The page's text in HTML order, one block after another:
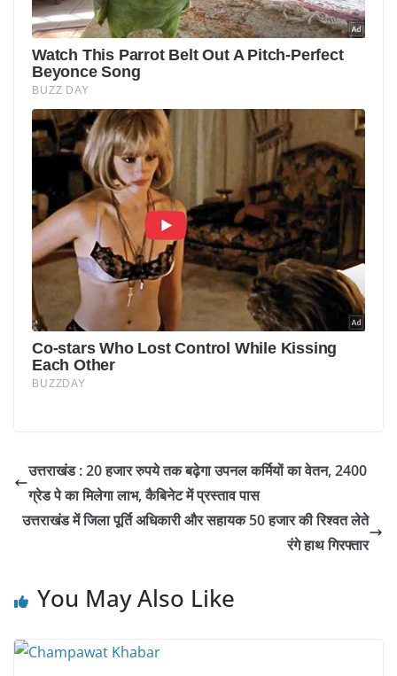
उत्तराखंड : 20 हजार रुपये तक बढ़ेगा उपनल कर्मियों का वेतन, 2400
ग्रेड पे का मिलेगा लाभ, कैबिनेट में प्रस्ताव पास
उत्तराखंड में जिला पूर्ति अधिकारी और सहायक 50 हजार की रिश्वत लेते
रंगे हाथ गिरफ्तार
You May Also Like